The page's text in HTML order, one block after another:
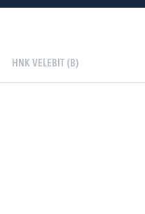
HNK VELEBIT (B)